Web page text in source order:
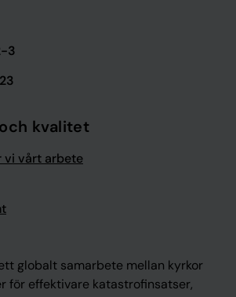
3
kvalitet
vi vårt arbete
globalt samarbete mellan kyrkor
för effektivare katastrofinsatser,